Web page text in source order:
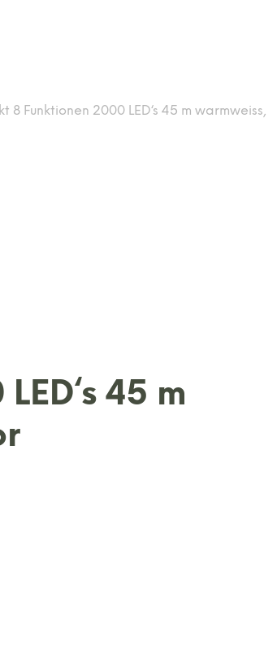
8 Funktionen 2000 LED‘s 45 m warmweiss,
45 m